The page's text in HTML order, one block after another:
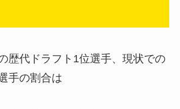
歴代ドラフト1位選手、現状での
手の割合は